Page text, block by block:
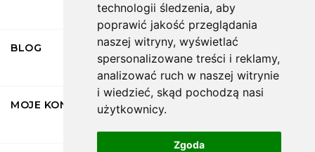
technologii śledzenia, aby
poprawić jakość przeglądania
naszej witryny, wyświetlać
spersonalizowane treści i reklamy,
analizować ruch w naszej witrynie
i wiedzieć, skąd pochodzą nasi
użytkownicy.
Zgoda
BLOG
MOJE KONTO